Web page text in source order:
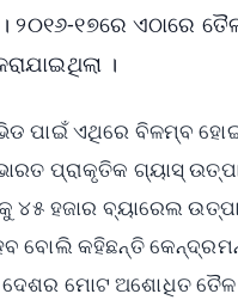
୨୦୧୬-୧୭ରେ ଏଠାରେ
।
ପାଇଁ ଏଥିରେ ବିଳମ୍ବ
ପ୍ରାକୃତିକ ଗ୍ୟାସ୍‌
୪୫ ହଜାର ବ୍ୟାରେଲ
ବୋଲି କହିଛନ୍ତି
ମୋଟ ଅଶୋଧିତ ତୈଳ